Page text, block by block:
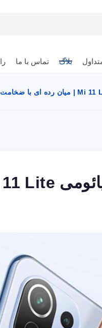
بلاگ تماس با ما